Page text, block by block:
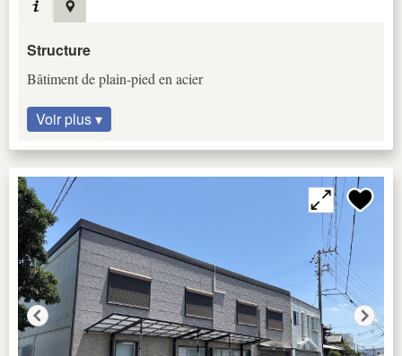
Structure
Bâtiment de plain-pied en acier
Voir plus ▾